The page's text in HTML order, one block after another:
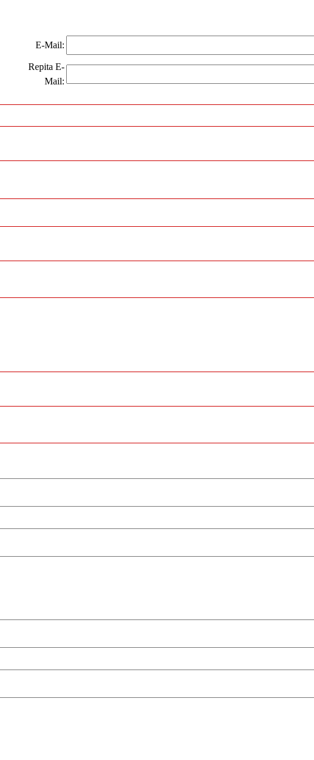
E-Mail:
Repita E-
Mail: